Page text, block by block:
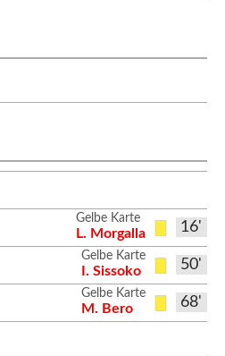
16'
Gelbe Karte
L. Morgalla
50'
Gelbe Karte
I. Sissoko
68'
Gelbe Karte
M. Bero